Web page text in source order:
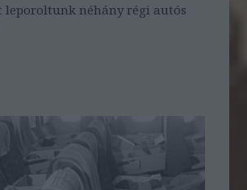
leporoltunk néhány régi autós